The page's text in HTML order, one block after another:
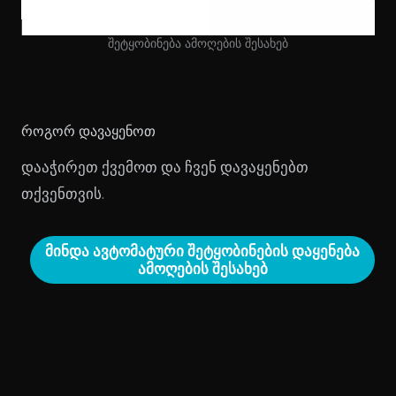
შეტყობინება ამოღების შესახებ
როგორ დავაყენოთ
დააჭირეთ ქვემოთ და ჩვენ დავაყენებთ
თქვენთვის.
მინდა ავტომატური შეტყობინების დაყენება
ამოღების შესახებ